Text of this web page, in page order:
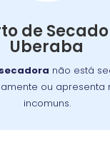
de
Uberaba
secadora não está
ou apresenta
incomuns.
o problema,
eficiente do